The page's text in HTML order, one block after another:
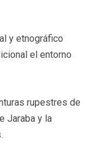
y etnográfico
el entorno
rupestres de
Jaraba y la